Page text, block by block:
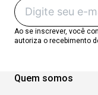
Ao se inscrever, você
autoriza o recebimento
Quem somos